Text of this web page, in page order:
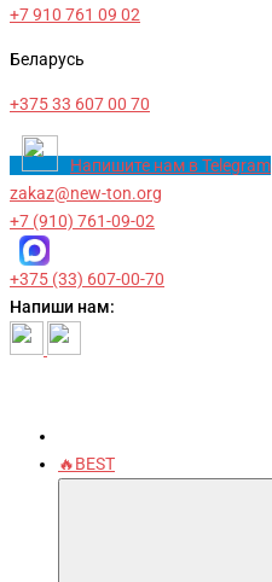
+7 910 761 09 02
Беларусь
+375 33 607 00 70
Напишите нам в Telegram
zakaz@new-ton.org
+7 (910) 761-09-02
+375 (33) 607-00-70
Напиши нам:
🔥BEST